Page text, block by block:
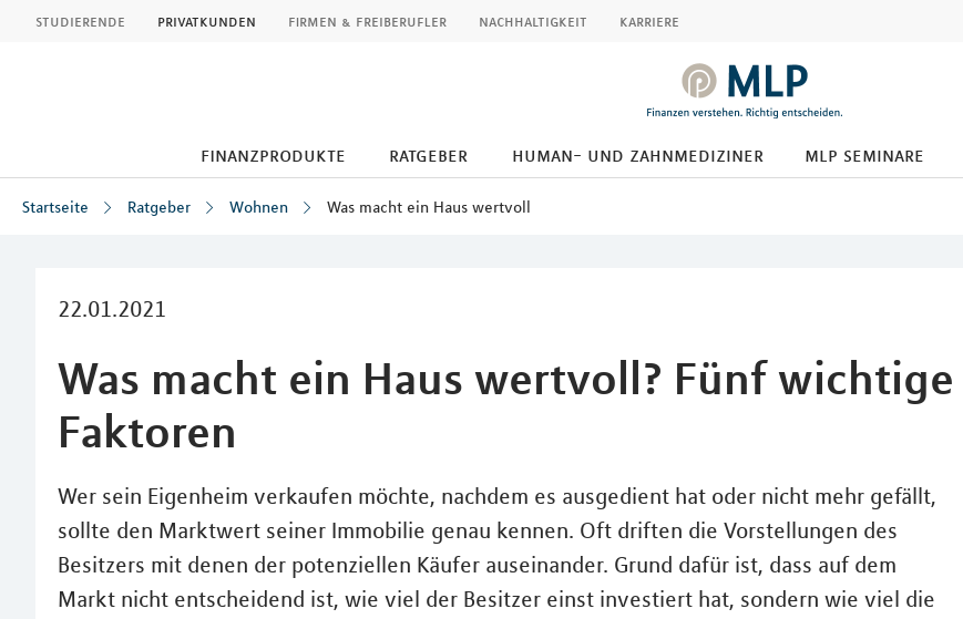
studierende privatkunden firmen & freiberufler nachhaltigkeit karriere
finanzprodukte ratgeber human- und zahnmediziner mlp seminare
Startseite Ratgeber Wohnen Was macht ein Haus wertvoll
22.01.2021
Was macht ein Haus wertvoll? Fünf wichtige
Faktoren
Wer sein Eigenheim verkaufen möchte, nachdem es ausgedient hat oder nicht mehr gefällt,
sollte den Marktwert seiner Immobilie genau kennen. Oft driften die Vorstellungen des
Besitzers mit denen der potenziellen Käufer auseinander. Grund dafür ist, dass auf dem
Markt nicht entscheidend ist, wie viel der Besitzer einst investiert hat, sondern wie viel die